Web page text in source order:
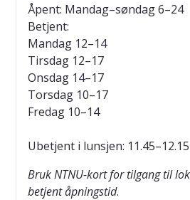
Åpent: Mandag–søndag 6–24
Betjent:
Mandag 12–14
Tirsdag 12–17
Onsdag 14–17
Torsdag 10–17
Fredag 10–14
Ubetjent i lunsjen: 11.45–12.15
Bruk NTNU-kort for tilgang til
betjent åpningstid.